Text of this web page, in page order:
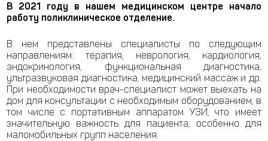
В 2021 году в нашем медицинском центре начало
работу поликлиническое отделение.
В нем представлены специалисты по следующим
направлениям: терапия, неврология, кардиология,
эндокринология, функциональная диагностика,
ультразвуковая диагностика, медицинский массаж и др.
При необходимости врач-специалист может выехать на
дом для консультации с необходимым оборудованием, в
том числе с портативным аппаратом УЗИ, что имеет
значительную важность для пациента, особенно для
маломобильных групп населения.